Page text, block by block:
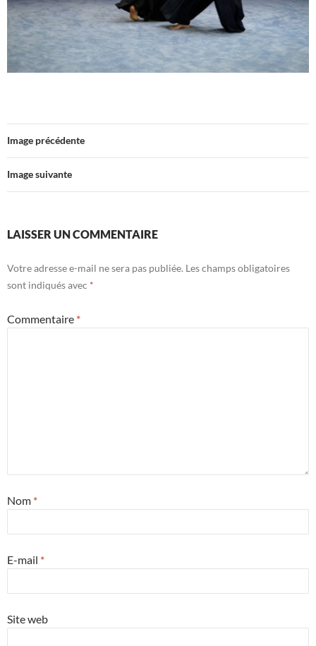
Image précédente
Image suivante
LAISSER UN COMMENTAIRE
Votre adresse e-mail ne sera pas publiée. Les champs obligatoires
sont indiqués avec *
Commentaire *
Nom *
E-mail *
Site web